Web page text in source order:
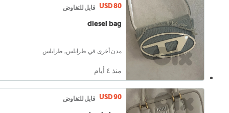
USD 80 قابل للتفاوض
diesel bag
مدن أخرى في طرابلس, طرابلس
منذ ٤ أيام
USD 90 قابل للتفاوض